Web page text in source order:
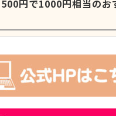
円で1000円相当の